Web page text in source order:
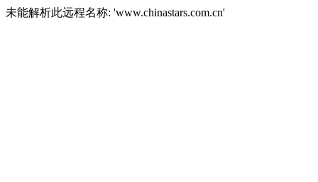
未能解析此远程名称: 'www.chinastars.com.cn'